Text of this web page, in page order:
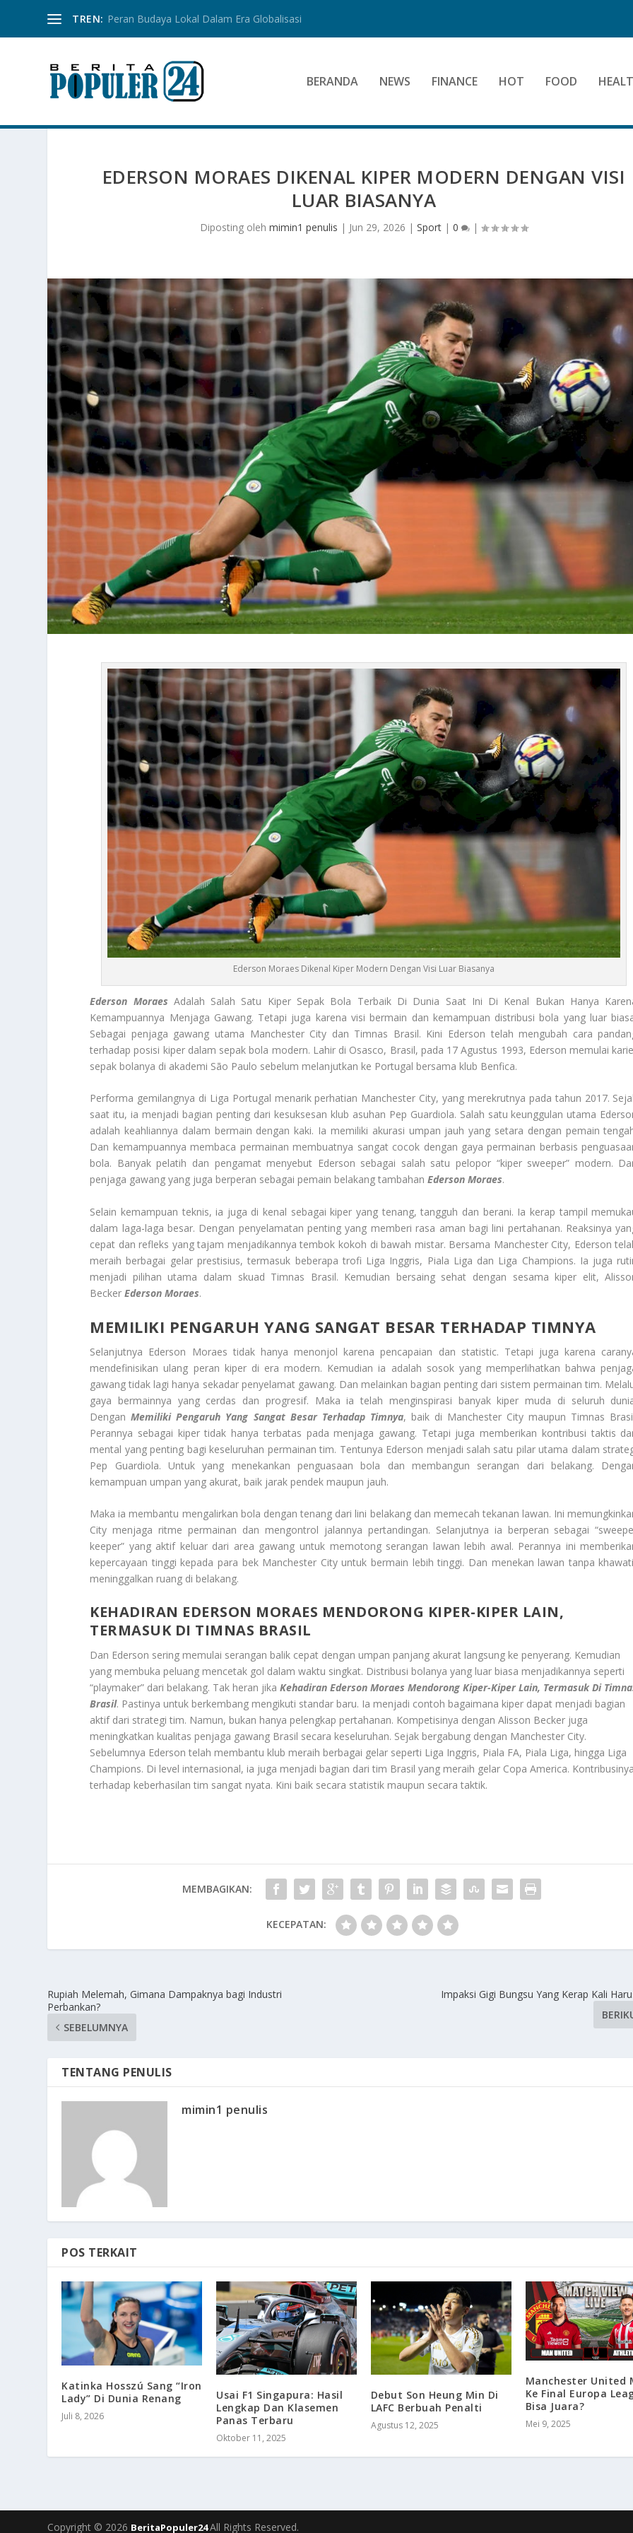
TREN: Peran Budaya Lokal Dalam Era Globalisasi
BERANDA NEWS FINANCE HOT FOOD
EDERSON MORAES DIKENAL KIPER MODERN DENGAN VISI
LUAR BIASANYA
Diposting oleh mimin1 penulis | Jun 29, 2026 | Sport| 0 |
Ederson Moraes Dikenal Kiper Modern Dengan Visi Luar Biasanya
Ederson Moraes Adalah Salah Satu Kiper Sepak Bola Terbaik Di Dunia Saat Ini Di Kenal Bukan Hanya
Kemampuannya Menjaga Gawang. Tetapi juga karena visi bermain dan kemampuan distribusi bola yang luar
Sebagai penjaga gawang utama Manchester City dan Timnas Brasil. Kini Ederson telah mengubah cara
terhadap posisi kiper dalam sepak bola modern. Lahir di Osasco, Brasil, pada 17 Agustus 1993, Ederson memulai
sepak bolanya di akademi São Paulo sebelum melanjutkan ke Portugal bersama klub Benfica.
Performa gemilangnya di Liga Portugal menarik perhatian Manchester City, yang merekrutnya pada tahun 2017.
saat itu, ia menjadi bagian penting dari kesuksesan klub asuhan Pep Guardiola. Salah satu keunggulan utama
adalah keahliannya dalam bermain dengan kaki. Ia memiliki akurasi umpan jauh yang setara dengan pemain
Dan kemampuannya membaca permainan membuatnya sangat cocok dengan gaya permainan berbasis
bola. Banyak pelatih dan pengamat menyebut Ederson sebagai salah satu pelopor “kiper sweeper” modern.
penjaga gawang yang juga berperan sebagai pemain belakang tambahan Ederson Moraes.
Selain kemampuan teknis, ia juga di kenal sebagai kiper yang tenang, tangguh dan berani. Ia kerap tampil
dalam laga-laga besar. Dengan penyelamatan penting yang memberi rasa aman bagi lini pertahanan. Reaksinya
cepat dan refleks yang tajam menjadikannya tembok kokoh di bawah mistar. Bersama Manchester City, Ederson
meraih berbagai gelar prestisius, termasuk beberapa trofi Liga Inggris, Piala Liga dan Liga Champions. Ia juga
menjadi pilihan utama dalam skuad Timnas Brasil. Kemudian bersaing sehat dengan sesama kiper elit,
Becker Ederson Moraes.
MEMILIKI PENGARUH YANG SANGAT BESAR TERHADAP TIMNYA
Selanjutnya Ederson Moraes tidak hanya menonjol karena pencapaian dan statistic. Tetapi juga karena
mendefinisikan ulang peran kiper di era modern. Kemudian ia adalah sosok yang memperlihatkan bahwa
gawang tidak lagi hanya sekadar penyelamat gawang. Dan melainkan bagian penting dari sistem permainan tim.
gaya bermainnya yang cerdas dan progresif. Maka ia telah menginspirasi banyak kiper muda di seluruh
DenganMemiliki Pengaruh Yang Sangat Besar Terhadap Timnya, baik di Manchester City maupun Timnas
Perannya sebagai kiper tidak hanya terbatas pada menjaga gawang. Tetapi juga memberikan kontribusi taktis
mental yang penting bagi keseluruhan permainan tim. Tentunya Ederson menjadi salah satu pilar utama dalam
Pep Guardiola. Untuk yang menekankan penguasaan bola dan membangun serangan dari belakang.
kemampuan umpan yang akurat, baik jarak pendek maupun jauh.
Maka ia membantu mengalirkan bola dengan tenang dari lini belakang dan memecah tekanan lawan. Ini
City menjaga ritme permainan dan mengontrol jalannya pertandingan. Selanjutnya ia berperan sebagai
keeper” yang aktif keluar dari area gawang untuk memotong serangan lawan lebih awal. Perannya ini
kepercayaan tinggi kepada para bek Manchester City untuk bermain lebih tinggi. Dan menekan lawan tanpa
meninggalkan ruang di belakang.
KEHADIRAN EDERSON MORAES MENDORONG KIPER-KIPER LAIN,
TERMASUK DI TIMNAS BRASIL
Dan Ederson sering memulai serangan balik cepat dengan umpan panjang akurat langsung ke penyerang. Kemudian
yang membuka peluang mencetak gol dalam waktu singkat. Distribusi bolanya yang luar biasa menjadikannya seperti
“playmaker” dari belakang. Tak heran jikaKehadiran Ederson Moraes Mendorong Kiper-Kiper Lain, Termasuk Di
Brasil. Pastinya untuk berkembang mengikuti standar baru. Ia menjadi contoh bagaimana kiper dapat menjadi bagian
aktif dari strategi tim. Namun, bukan hanya pelengkap pertahanan. Kompetisinya dengan Alisson Becker juga
meningkatkan kualitas penjaga gawang Brasil secara keseluruhan. Sejak bergabung dengan Manchester City.
Sebelumnya Ederson telah membantu klub meraih berbagai gelar seperti Liga Inggris, Piala FA, Piala Liga, hingga Liga
Champions. Di level internasional, ia juga menjadi bagian dari tim Brasil yang meraih gelar Copa America.
terhadap keberhasilan tim sangat nyata. Kini baik secara statistik maupun secara taktik.
MEMBAGIKAN:
KECEPATAN:
Rupiah Melemah, Gimana Dampaknya bagi Industri
Perbankan?
SEBELUMNYA
Impaksi Gigi Bungsu Yang Kerap Kali
TENTANG PENULIS
mimin1 penulis
POS TERKAIT
Katinka Hosszú Sang “Iron
Lady” Di Dunia Renang
Juli 8, 2026
Usai F1 Singapura: Hasil
Lengkap Dan Klasemen
Panas Terbaru
Oktober 11, 2025
Debut Son Heung Min Di
LAFC Berbuah Penalti
Agustus 12, 2025
Manchester United
Ke Final Europa
Bisa Juara?
Mei 9, 2025
Copyright © 2026 BeritaPopuler24All Rights Reserved.